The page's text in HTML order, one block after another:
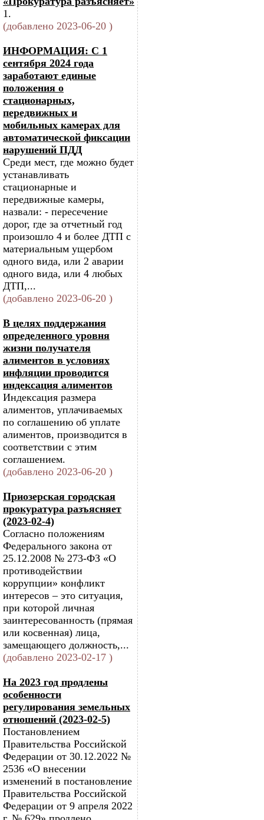
1.
(добавлено 2023-06-20 )
ИНФОРМАЦИЯ: С 1
сентября 2024 года
заработают единые
положения о
стационарных,
передвижных и
мобильных камерах для
автоматической фиксации
нарушений ПДД
Среди мест, где можно будет
устанавливать
стационарные и
передвижные камеры,
назвали: - пересечение
дорог, где за отчетный год
произошло 4 и более ДТП с
материальным ущербом
одного вида, или 2 аварии
одного вида, или 4 любых
ДТП,...
(добавлено 2023-06-20 )
В целях поддержания
определенного уровня
жизни получателя
алиментов в условиях
инфляции проводится
индексация алиментов
Индексация размера
алиментов, уплачиваемых
по соглашению об уплате
алиментов, производится в
соответствии с этим
соглашением.
(добавлено 2023-06-20 )
Приозерская городская
прокуратура разъясняет
(2023-02-4)
Согласно положениям
Федерального закона от
25.12.2008 № 273-ФЗ «О
противодействии
коррупции» конфликт
интересов – это ситуация,
при которой личная
заинтересованность (прямая
или косвенная) лица,
замещающего должность,...
(добавлено 2023-02-17 )
На 2023 год продлены
особенности
регулирования земельных
отношений (2023-02-5)
Постановлением
Правительства Российской
Федерации от 30.12.2022 №
2536 «О внесении
изменений в постановление
Правительства Российской
Федерации от 9 апреля 2022